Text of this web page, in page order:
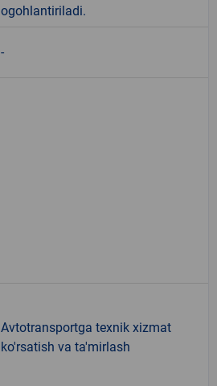
ogohlantiriladi.
-
Avtotransportga texnik xizmat
ko'rsatish va ta'mirlash